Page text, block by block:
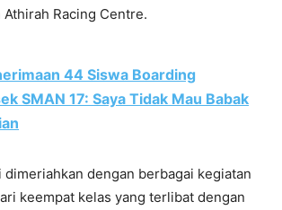
Athirah Racing Centre.
44 Siswa Boarding
SMAN 17: Saya Tidak Mau Babak
dimeriahkan dengan berbagai kegiatan
keempat kelas yang terlibat dengan